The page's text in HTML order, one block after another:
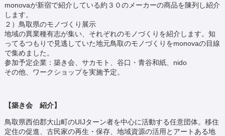
monovaが新宿で紹介している約３０のメーカーの商品を陳列し紹介
します。
２）鳥取県のモノづくり展示
地域の異業種有志が集い、それぞれのモノづくりを紹介します。知
ってるつもりで見逃していた地元鳥取のモノづくりをmonovaの目線
で集めました。
参加予定企業：築き会、サカモト、谷口・青谷和紙、nido
その他、ワークショップを実施予定。
【築き会 紹介】
鳥取県西伯郡大山町のUIJターン者を中心に活動する任意団体。移住
定住の促進、古民家の再生・保存、地域資源の活用とアートある地